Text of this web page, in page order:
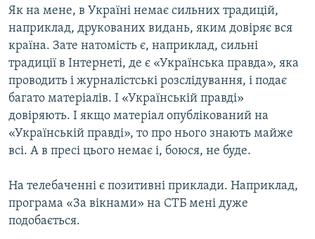
Як на мене, в Україні немає сильних традицій,
наприклад, друкованих видань, яким довіряє вся
країна. Зате натомість є, наприклад, сильні
традиції в Інтернеті, де є «Українська правда», яка
проводить і журналістські розслідування, і подає
багато матеріалів. І «Українській правді»
довіряють. І якщо матеріал опублікований на
«Українській правді», то про нього знають майже
всі. А в пресі цього немає і, боюся, не буде.
На телебаченні є позитивні приклади. Наприклад,
програма «За вікнами» на СТБ мені дуже
подобається.